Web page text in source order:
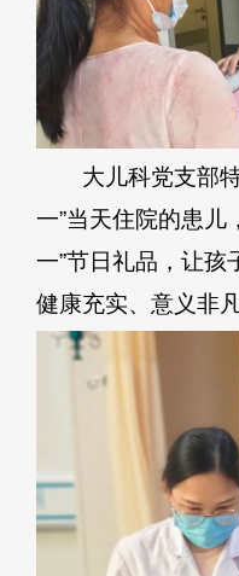
大儿科党支部特
一”当天住院的患儿
一”节日礼品，让孩
健康充实、意义非